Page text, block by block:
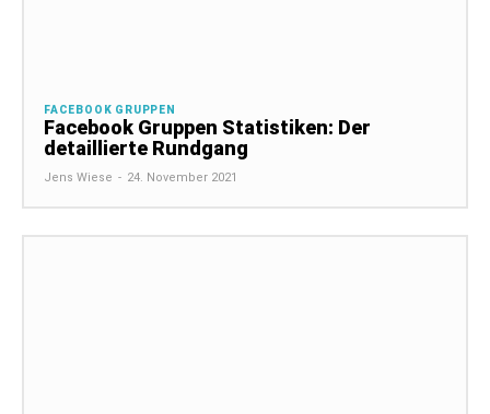
FACEBOOK GRUPPEN
Facebook Gruppen Statistiken: Der
detaillierte Rundgang
Jens Wiese - 24. November 2021